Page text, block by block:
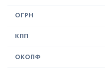
ОГРН
КПП
ОКОПФ